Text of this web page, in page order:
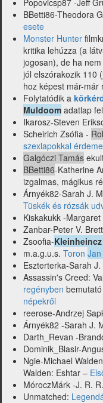
Popovicsp87 -Jeff
BBetti86-Theodora
esete
Monster Hunter
kritika lehúzza (a
jogosan), de ha
jól elszórakozik 110
hoz képest már-már
Folytatódik a
Muldoom adatlap
Ikarosz-Steven
Scheirich Zsófia -
szexlapokkal
Galgóczi Tamás
BBetti86-Katherine
izgalmas, mágikus
Árnyék82-Sarah J.
Tüskék és rózsák
Kiskakukk -
Zanbar-Peter V.
Zsoofia-
m.a.g.u.s. Toron
Eszterterka-Sarah
Assassin's Creed:
regényben bemutató
népekről
reerose-Andrzej
Árnyék82 -Sarah J.
Darth_Revan -
Dominik_Blasir-
Ngie-Michael
Walden: Eshtar –
MóroczMárk -J. R.
Unmatched: